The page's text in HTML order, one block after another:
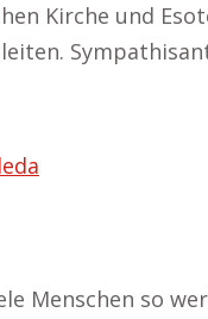
Kirche und
Menschen so